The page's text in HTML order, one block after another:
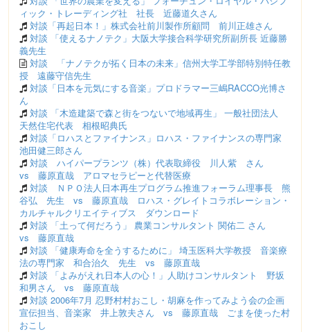
ィック・トレーディング社 社長 近藤道久さん
対談「再起日本！」株式会社前川製作所顧問 前川正雄さん
対談 「使えるナノテク」大阪大学接合科学研究所副所長 近藤勝
義先生
対談 「ナノテクが拓く日本の未来」信州大学工学部特別特任教
授 遠藤守信先生
対談「日本を元気にする音楽」プロドラマー三嶋RACCO光博さ
ん
対談 「木造建築で森と街をつないで地域再生」 一般社団法人
天然住宅代表 相根昭典氏
対談「ロハスとファイナンス」ロハス・ファイナンスの専門家
池田健三郎さん
対談 ハイパープランツ（株）代表取締役 川人紫 さん
vs 藤原直哉 アロマセラピーと代替医療
対談 ＮＰＯ法人日本再生プログラム推進フォーラム理事長 熊
谷弘 先生 vs 藤原直哉 ロハス・グレイトコラボレーション・
カルチャルクリエイティブス ダウンロード
対談 「土って何だろう」 農業コンサルタント 関佑二 さん
vs 藤原直哉
対談 「健康寿命を全うするために」 埼玉医科大学教授 音楽療
法の専門家 和合治久 先生 vs 藤原直哉
対談 「よみがえれ日本人の心！」人助けコンサルタント 野坂
和男さん vs 藤原直哉
対談 2006年7月 忍野村村おこし・胡麻を作ってみよう会の企画
宣伝担当、音楽家 井上敦夫さん vs 藤原直哉 ごまを使った村
おこし